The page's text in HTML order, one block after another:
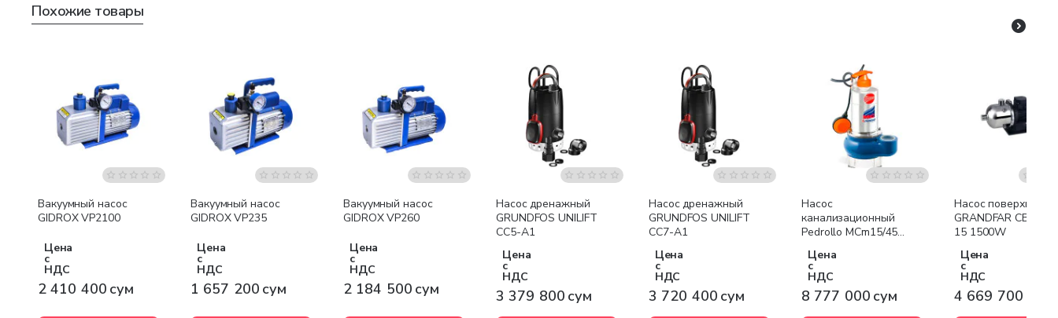
Похожие товары
Бесплатная доставка
Вакуумный насос
GIDROX VP2100
Цена
с
НДС
2 410 400 сум
Бесплатная доставка
Вакуумный насос
GIDROX VP235
Цена
с
НДС
1 657 200 сум
Бесплатная доставка
Вакуумный насос
GIDROX VP260
Цена
с
НДС
2 184 500 сум
Бесплатная доставка
Насос дренажный
GRUNDFOS UNILIFT
CC5-A1
Цена
с
НДС
3 379 800 сум
Бесплатная доставка
Насос дренажный
GRUNDFOS UNILIFT
CC7-A1
Цена
с
НДС
3 720 400 сум
Бесплатная доставка
Насос
канализационный
Pedrollo MCm15/45
Цена
с
НДС
8 777 000 сум
Бесплатная доставка
Насос
GRANDFAR CB-
15 1500W
Цена
с
НДС
4 669 700 сум